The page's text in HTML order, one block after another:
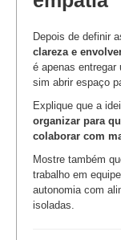
Depois de definir
clareza e
é apenas
sim abrir espaço
Explique que a
organizar para
colaborar com
Mostre também
trabalho em
autonomia com
isoladas.